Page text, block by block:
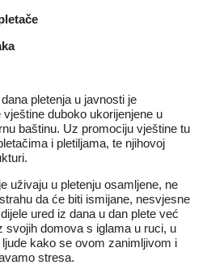
pletenja u javnosti je
duboko ukorijenjene u
baštinu. Uz promociju vještine tu
i pletiljama, te njihovoj
uživaju u pletenju osamljene, ne
da će biti ismijane, nesvjesne
ured iz dana u dan plete već
domova s iglama u ruci, u
kako se ovom zanimljivom i
stresa.